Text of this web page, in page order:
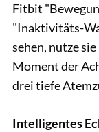
Fitbit
"Inaktivitäts-
sehen, nutze
Moment der
drei tiefe
Intelligentes